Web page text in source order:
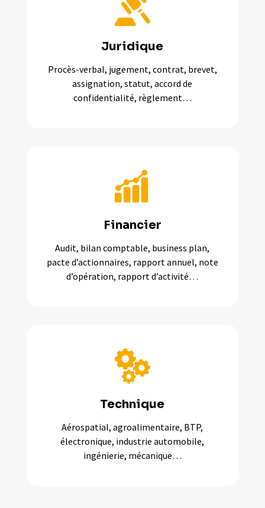
Juridique
Procès-verbal, jugement, contrat, brevet,
assignation, statut, accord de
confidentialité, règlement…
Financier
Audit, bilan comptable, business plan,
pacte d’actionnaires, rapport annuel, note
d’opération, rapport d’activité…
Technique
Aérospatial, agroalimentaire, BTP,
électronique, industrie automobile,
ingénierie, mécanique…